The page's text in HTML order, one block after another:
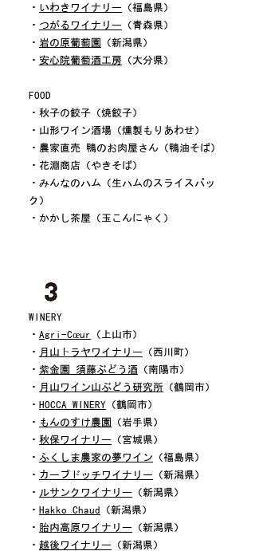
・ いわきワイナリー （福島県）
・ つがるワイナリー （青森県）
・ 岩の原葡萄園
（新潟県）
・ 安心院葡萄酒工房 （大分県）
FOOD
・秋子の餃子（焼餃子）
・山形ワイン酒場（燻製もりあわせ）
・農家直売 鴨のお肉屋さん（鴨油そば）
・花淵商店（やきそば）
・みんなのハム（生ハムのスライスパッ
ク）
・かかし茶屋（玉こんにゃく）
WINERY
・ Agri-Cœur （上山市）
・ 月山トラヤワイナリー （西川町）
・ 紫金園 須藤ぶどう酒 （南陽市）
・ 月山ワイン山ぶどう研究所 （鶴岡市）
・ HOCCA WINERY （鶴岡市）
・ もんのすけ農園
（岩手県）
・ 秋保ワイナリー （宮城県）
・ ふくしま農家の夢ワイン （福島県）
・ カーブドッチワイナリー （新潟県）
・ ルサンクワイナリー （新潟県）
・ Hakko Chaud （新潟県）
・ 胎内高原ワイナリー （新潟県）
・ 越後ワイナリー （新潟県）